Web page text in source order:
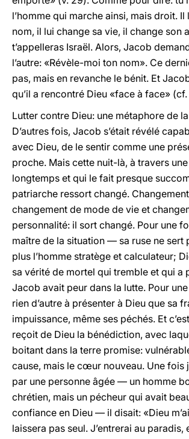
l’homme qui marche ainsi, mais droit.
nom, il lui change sa vie, il change son
t’appelleras Israël. Alors, Jacob
l’autre: «Révèle-moi ton nom». Ce
pas, mais en revanche le bénit. Et
qu’il a rencontré Dieu «face à face»
Lutter contre Dieu: une métaphore de
D’autres fois, Jacob s’était révélé
avec Dieu, de le sentir comme une
proche. Mais cette nuit-là, à travers
longtemps et qui le fait presque
patriarche ressort changé.
changement de mode de vie et
personnalité: il sort changé. Pour une
maître de la situation — sa ruse ne sert
plus l’homme stratège et calculateur;
sa vérité de mortel qui tremble et qui a
Jacob avait peur dans la lutte. Pour
rien d’autre à présenter à Dieu que sa
impuissance, même ses péchés. Et c’est
reçoit de Dieu la bénédiction, avec
boitant dans la terre promise:
cause, mais le cœur nouveau. Une fois
par une personne âgée — un homme
chrétien, mais un pécheur qui avait
confiance en Dieu — il disait: «Dieu
laissera pas seul. J’entrerai au paradis,